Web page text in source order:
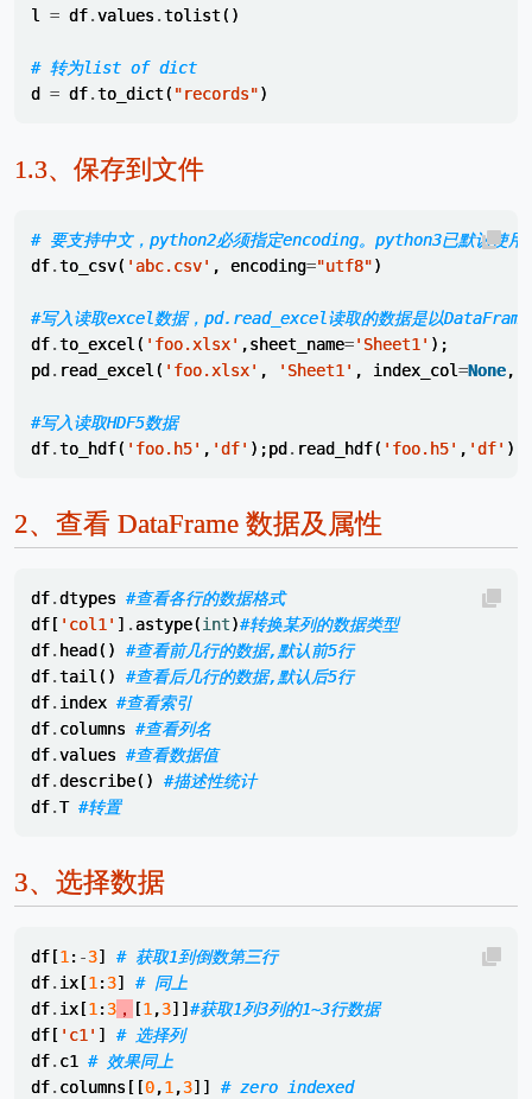
l
= df.values .tolist()
# 转为list of dict
d = df.to_dict( "records")
1.3、 保存到文件
# 要支持中文，python2必须指定encoding。python3已默认使
df.to_csv( 'abc.csv' , encoding="utf8")
#写入读取excel数据，pd.read_excel读取的数据是以DataFrame
df.to_excel( 'foo.xlsx' ,sheet_name='Sheet1' );
pd . read_excel( 'foo.xlsx' , 'Sheet1' , index_col=None,
#写入读取HDF5数据
df.to_hdf( 'foo.h5' , 'df' );pd . read_hdf( 'foo.h5' , 'df' )
2、 查看 DataFrame 数据及属性
df.dtypes #查看各行的数据格式
df [ 'col1' ] . astype(int)#转换某列的数据类型
df. head ()
#查看前几行的数据,默认前5行
df.tail()
#查看后几行的数据,默认后5行
df. index #查看索引
df. columns #查看列名
df.values #查看数据值
df.describe()
#描述性统计
df.T #转置
3、 选择数据
df [1: -3]
# 获取1到倒数第三行
df. ix [1:3]
# 同上
df. ix [1:3 ， [1,3]] #获取1列3列的1~3行数据
df [ 'c1' ]
# 选择列
df. c1 # 效果同上
df. columns [[0,1,3]] # zero indexed